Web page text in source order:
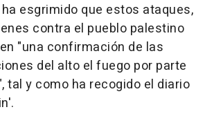
esgrimido que estos ataques,
contra el pueblo palestino
"una confirmación de las
del alto el fuego por parte
tal y como ha recogido el diario